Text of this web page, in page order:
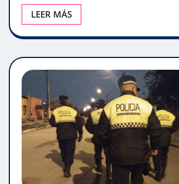
LEER MÁS